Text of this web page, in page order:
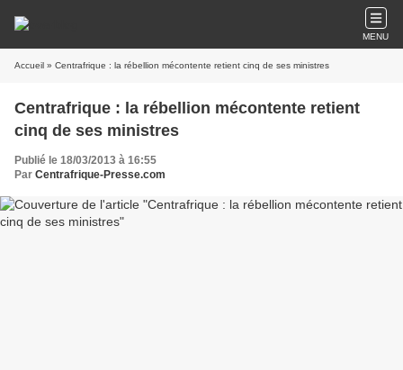
MENU
Accueil » Centrafrique : la rébellion mécontente retient cinq de ses ministres
Centrafrique : la rébellion mécontente retient
cinq de ses ministres
Publié le 18/03/2013 à 16:55
Par Centrafrique-Presse.com